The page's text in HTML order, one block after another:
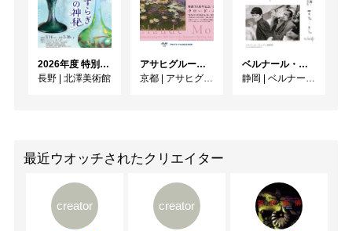
2026年度 特別展「ガレとドーム、アール･ヌーヴォーのガラス 水辺のやすらぎ、海の神秘」
長野 | 北澤美術館
アサヒグループ大山崎山荘美術館 開館30周年記念展「没後100年 クロード・モネ」
京都 | アサヒグループ大山崎山荘美術館
ベルナール・ビュフェと写真 ーカメラがとらえたビュフェとその時代、そして21 世紀へ
静岡 | ベルナール・ビュフェ美術館
最近ウオッチされたクリエイター
creator creator